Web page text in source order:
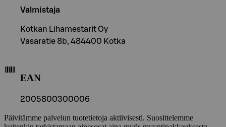
Valmistaja
Kotkan Lihamestarit Oy
Vasaratie 8b, 484400 Kotka
EAN
2005800300006
Päivitämme palvelun tuotetietoja aktiivisesti. Suosittelemme